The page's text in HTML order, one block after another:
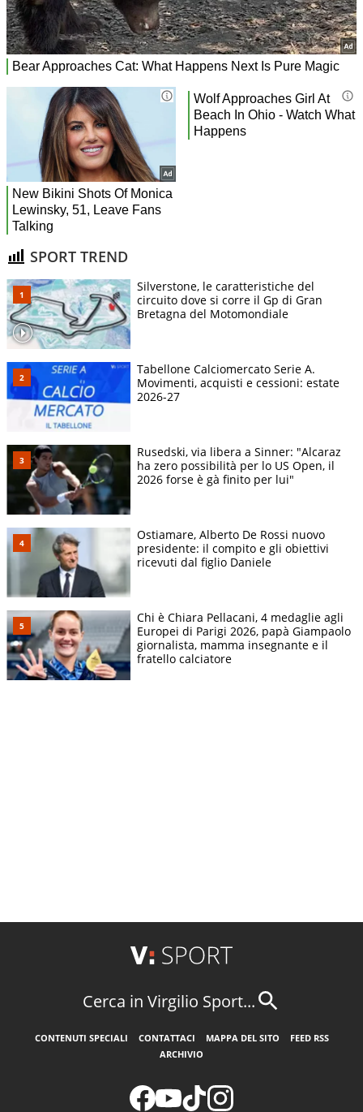
SPORT TREND
Silverstone, le caratteristiche del
circuito dove si corre il Gp di Gran
Bretagna del Motomondiale
Tabellone Calciomercato Serie A.
Movimenti, acquisti e cessioni: estate
2026-27
Rusedski, via libera a Sinner: "Alcaraz
ha zero possibilità per lo US Open, il
2026 forse è gà finito per lui"
Ostiamare, Alberto De Rossi nuovo
presidente: il compito e gli obiettivi
ricevuti dal figlio Daniele
Chi è Chiara Pellacani, 4 medaglie agli
Europei di Parigi 2026, papà Giampaolo
giornalista, mamma insegnante e il
fratello calciatore
Cerca in Virgilio Sport...
CONTENUTI SPECIALI CONTATTACI MAPPA DEL SITO
FEED RSS
ARCHIVIO